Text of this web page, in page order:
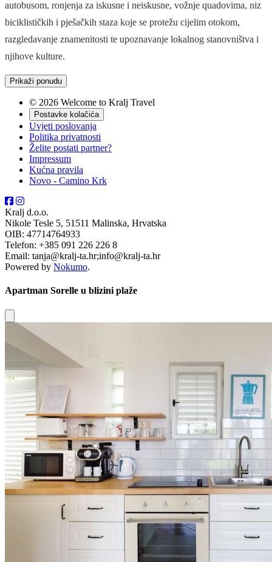
autobusom, ronjenja za iskusne i neiskusne, vožnje quadovima, niz
biciklističkih i pješačkih staza koje se protežu cijelim otokom,
razgledavanje znamenitosti te upoznavanje lokalnog stanovništva i
njihove kulture.
Prikaži ponudu
© 2026 Welcome to Kralj Travel
Postavke kolačića
Uvjeti poslovanja
Politika privatnosti
Želite postati partner?
Impressum
Kućna pravila
Novo - Camino Krk
Kralj d.o.o.
Nikole Tesle 5, 51511 Malinska, Hrvatska
OIB: 47714764933
Telefon: +385 091 226 226 8
Email: tanja@kralj-ta.hr;info@kralj-ta.hr
Powered by Nokumo.
Apartman Sorelle u blizini plaže
Close modal